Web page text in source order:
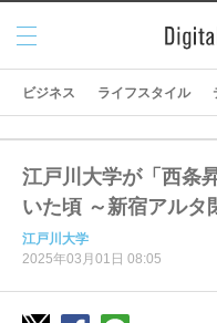
メニ
ュー
ビジネス ライフスタイル
江戸川大学が「西条
いた頃 ～新宿アルタ
江戸川大学
2025年03月01日 08:05